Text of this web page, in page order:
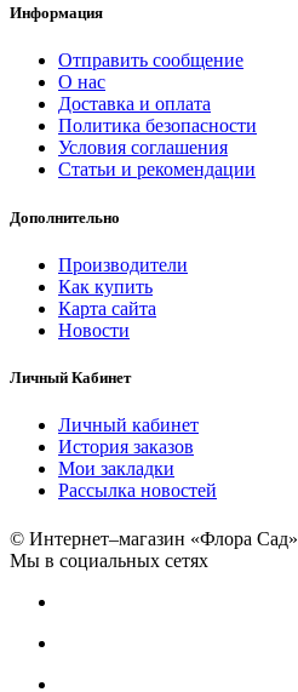
Информация
Отправить сообщение
О нас
Доставка и оплата
Политика безопасности
Условия соглашения
Статьи и рекомендации
Дополнительно
Производители
Как купить
Карта сайта
Новости
Личный Кабинет
Личный кабинет
История заказов
Мои закладки
Рассылка новостей
© Интернет–магазин «Флора Сад»
Мы в социальных сетях